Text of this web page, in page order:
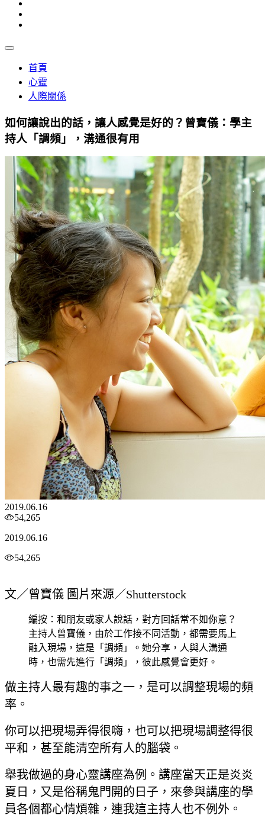
首頁
心靈
人際關係
如何讓說出的話，讓人感覺是好的？曾寶儀：學主
持人「調頻」，溝通很有用
2019.06.16
54,265
2019.06.16
54,265
文／曾寶儀 圖片來源／Shutterstock
編按：和朋友或家人說話，對方回話常不如你意？
主持人曾寶儀，由於工作接不同活動，都需要馬上
融入現場，這是「調頻」。她分享，人與人溝通
時，也需先進行「調頻」，彼此感覺會更好。
做主持人最有趣的事之一，是可以調整現場的頻
率。
你可以把現場弄得很嗨，也可以把現場調整得很
平和，甚至能清空所有人的腦袋。
舉我做過的身心靈講座為例。講座當天正是炎炎
夏日，又是俗稱鬼門開的日子，來參與講座的學
員各個都心情煩雜，連我這主持人也不例外。